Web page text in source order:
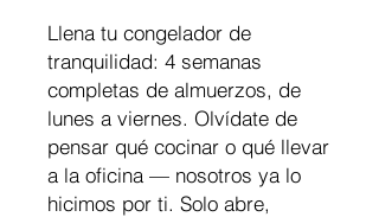
Llena tu congelador de
tranquilidad: 4 semanas
completas de almuerzos, de
lunes a viernes. Olvídate de
pensar qué cocinar o qué llevar
a la oficina — nosotros ya lo
hicimos por ti. Solo abre,